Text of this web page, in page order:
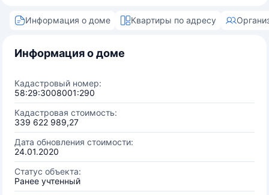
Информация о доме Квартиры по адресу
Информация о доме
Кадастровый номер:
58:29:3008001:290
Кадастровая стоимость:
339 622 989,27
Дата обновления стоимости:
24.01.2020
Статус объекта:
Ранее учтенный